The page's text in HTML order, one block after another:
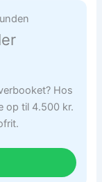
Hos
op til 4.500 kr.